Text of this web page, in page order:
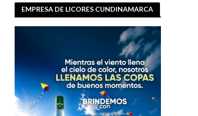
EMPRESA DE LICORES CUNDINAMARCA